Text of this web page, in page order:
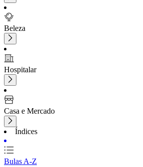
Beleza
Hospitalar
Casa e Mercado
Índices
Bulas A-Z